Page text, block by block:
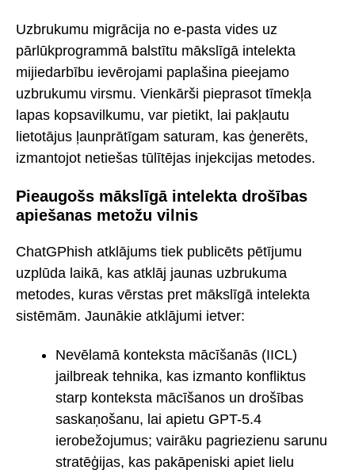
Uzbrukumu migrācija no e-pasta vides uz
pārlūkprogrammā balstītu mākslīgā intelekta
mijiedarbību ievērojami paplašina pieejamo
uzbrukumu virsmu. Vienkārši pieprasot tīmekļa
lapas kopsavilkumu, var pietikt, lai pakļautu
lietotājus ļaunprātīgam saturam, kas ģenerēts,
izmantojot netiešas tūlītējas injekcijas metodes.
Pieaugošs mākslīgā intelekta drošības
apiešanas metožu vilnis
ChatGPhish atklājums tiek publicēts pētījumu
uzplūda laikā, kas atklāj jaunas uzbrukuma
metodes, kuras vērstas pret mākslīgā intelekta
sistēmām. Jaunākie atklājumi ietver:
Nevēlamā konteksta mācīšanās (IICL)
jailbreak tehnika, kas izmanto konfliktus
starp konteksta mācīšanos un drošības
saskaņošanu, lai apietu GPT-5.4
ierobežojumus; vairāku pagriezienu sarunu
stratēģijas, kas pakāpeniski apiet lielu